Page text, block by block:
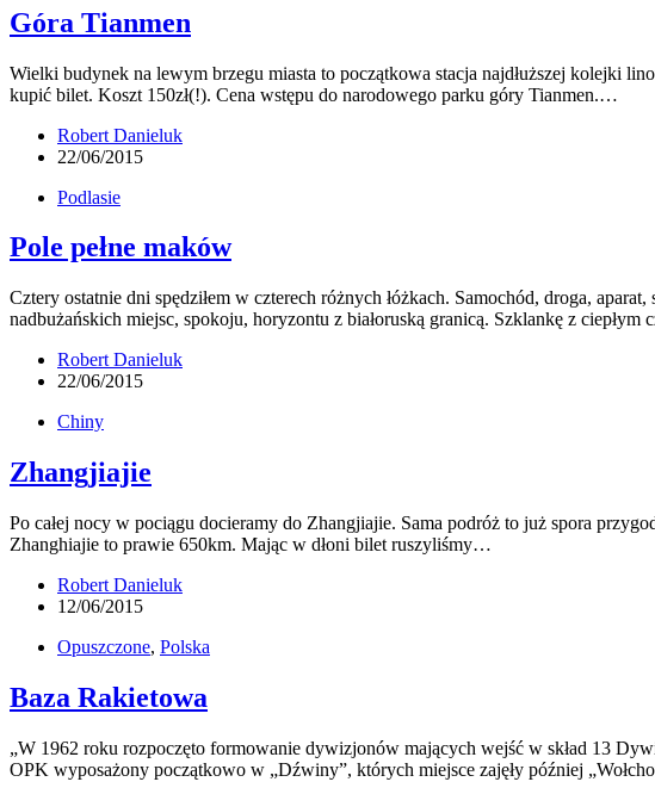
Góra Tianmen
Wielki budynek na lewym brzegu miasta to początkowa stacja najdłuższej kolejki
kupić bilet. Koszt 150zł(!). Cena wstępu do narodowego parku góry Tianmen.…
Robert Danieluk
22/06/2015
Podlasie
Pole pełne maków
Cztery ostatnie dni spędziłem w czterech różnych łóżkach. Samochód, droga,
nadbużańskich miejsc, spokoju, horyzontu z białoruską granicą. Szklankę z
Robert Danieluk
22/06/2015
Chiny
Zhangjiajie
Po całej nocy w pociągu docieramy do Zhangjiajie. Sama podróż to już spora
Zhanghiajie to prawie 650km. Mając w dłoni bilet ruszyliśmy…
Robert Danieluk
12/06/2015
Opuszczone, Polska
Baza Rakietowa
„W 1962 roku rozpoczęto formowanie dywizjonów mających wejść w skład 13
OPK wyposażony początkowo w „Dźwiny”, których miejsce zajęły później